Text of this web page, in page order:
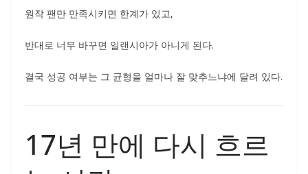
원작 팬만 만족시키면 한계가 있고,
반대로 너무 바꾸면 일랜시아가 아니게 된다.
결국 성공 여부는 그 균형을 얼마나 잘 맞추느냐에 달려 있다.
17년 만에 다시 흐르